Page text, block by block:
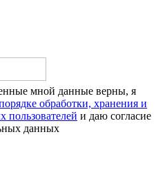
мной данные верны, я
обработки, хранения и
пользователей и даю согласие
данных